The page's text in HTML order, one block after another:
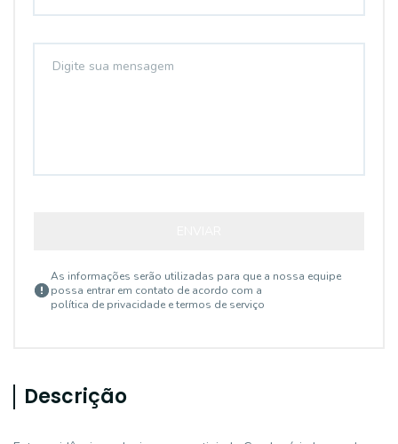
As informações serão utilizadas para que a nossa equipe
possa entrar em contato de acordo com a
política de privacidade e termos de serviço
Descrição